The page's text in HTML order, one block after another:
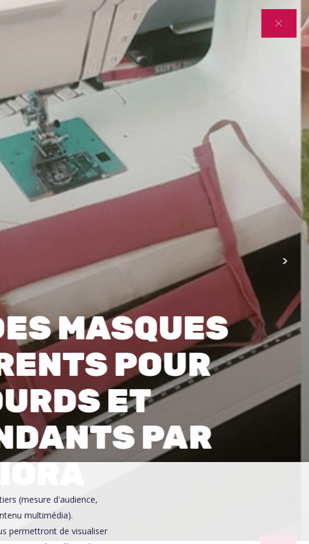
MASQUES
POUR
ET
PAR
00:00
(mesure d'audience,
multimédia).
permettront de visualiser